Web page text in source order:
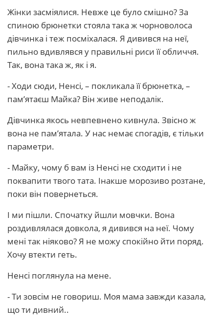
Жінки засміялися. Невже це було смішно? За
спиною брюнетки стояла така ж чорноволоса
дівчинка і теж посміхалася. Я дивився на неї,
пильно вдивлявся у правильні риси її обличчя.
Так, вона така ж, як і я.
- Ходи сюди, Ненсі, – покликала її брюнетка, –
пам’ятаєш Майка? Він живе неподалік.
Дівчинка якось невпевнено кивнула. Звісно ж
вона не пам’ятала. У нас немає спогадів, є тільки
параметри.
- Майку, чому б вам із Ненсі не сходити і не
поквапити твого тата. Інакше морозиво розтане,
поки він повернеться.
І ми пішли. Спочатку йшли мовчки. Вона
роздивлялася довкола, я дивився на неї. Чому
мені так ніяково? Я не можу спокійно йти поряд.
Хочу втекти геть.
Ненсі поглянула на мене.
- Ти зовсім не говориш. Моя мама завжди казала,
що ти дивний..